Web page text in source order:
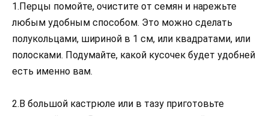
1.Перцы помойте, очистите от семян и нарежьте
любым удобным способом. Это можно сделать
полукольцами, шириной в 1 см, или квадратами, или
полосками. Подумайте, какой кусочек будет удобней
есть именно вам.
2.В большой кастрюле или в тазу приготовьте